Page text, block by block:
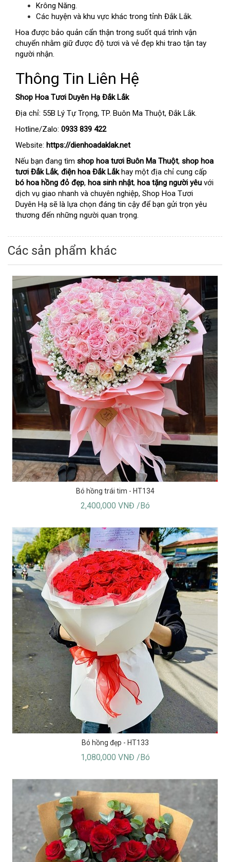
Krông Năng.
Các huyện và khu vực khác trong tỉnh Đắk Lắk.
Hoa được bảo quản cẩn thận trong suốt quá trình vận
chuyển nhằm giữ được độ tươi và vẻ đẹp khi trao tận tay
người nhận.
Thông Tin Liên Hệ
Shop Hoa Tươi Duyên Hạ Đắk Lắk
Địa chỉ: 55B Lý Tự Trọng, TP. Buôn Ma Thuột, Đắk Lắk.
Hotline/Zalo: 0933 839 422
Website: https://dienhoadaklak.net
Nếu bạn đang tìm shop hoa tươi Buôn Ma Thuột, shop hoa
tươi Đắk Lắk, điện hoa Đắk Lắkhay một địa chỉ cung cấp
bó hoa hồng đỏ đẹp, hoa sinh nhật, hoa tặng người yêu với
dịch vụ giao nhanh và chuyên nghiệp, Shop Hoa Tươi
Duyên Hạ sẽ là lựa chọn đáng tin cậy để bạn gửi trọn yêu
thương đến những người quan trọng.
Các sản phẩm khác
Bó hồng trái tim - HT134
2,400,000 VNĐ /Bó
Bó hồng đẹp - HT133
1,080,000 VNĐ /Bó